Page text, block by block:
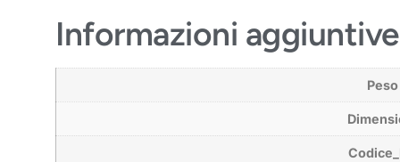
Informazioni aggiuntive
Peso